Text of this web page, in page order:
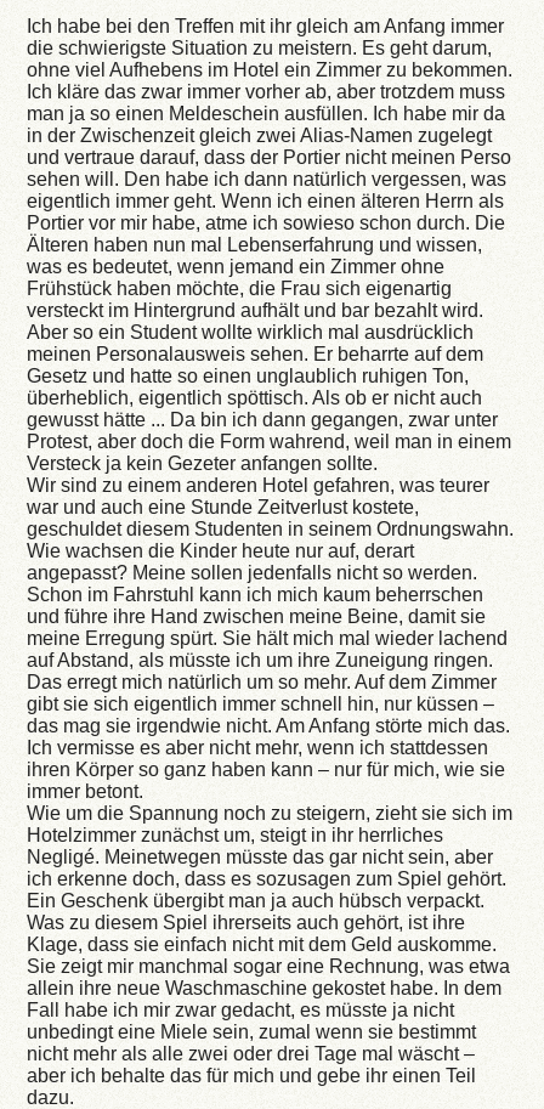
Ich habe bei den Treffen mit ihr gleich am Anfang immer
die schwierigste Situation zu meistern. Es geht darum,
ohne viel Aufhebens im Hotel ein Zimmer zu bekommen.
Ich kläre das zwar immer vorher ab, aber trotzdem muss
man ja so einen Meldeschein ausfüllen. Ich habe mir da
in der Zwischenzeit gleich zwei Alias-Namen zugelegt
und vertraue darauf, dass der Portier nicht meinen Perso
sehen will. Den habe ich dann natürlich vergessen, was
eigentlich immer geht. Wenn ich einen älteren Herrn als
Portier vor mir habe, atme ich sowieso schon durch. Die
Älteren haben nun mal Lebenserfahrung und wissen,
was es bedeutet, wenn jemand ein Zimmer ohne
Frühstück haben möchte, die Frau sich eigenartig
versteckt im Hintergrund aufhält und bar bezahlt wird.
Aber so ein Student wollte wirklich mal ausdrücklich
meinen Personalausweis sehen. Er beharrte auf dem
Gesetz und hatte so einen unglaublich ruhigen Ton,
überheblich, eigentlich spöttisch. Als ob er nicht auch
gewusst hätte ... Da bin ich dann gegangen, zwar unter
Protest, aber doch die Form wahrend, weil man in einem
Versteck ja kein Gezeter anfangen sollte.
Wir sind zu einem anderen Hotel gefahren, was teurer
war und auch eine Stunde Zeitverlust kostete,
geschuldet diesem Studenten in seinem Ordnungswahn.
Wie wachsen die Kinder heute nur auf, derart
angepasst? Meine sollen jedenfalls nicht so werden.
Schon im Fahrstuhl kann ich mich kaum beherrschen
und führe ihre Hand zwischen meine Beine, damit sie
meine Erregung spürt. Sie hält mich mal wieder lachend
auf Abstand, als müsste ich um ihre Zuneigung ringen.
Das erregt mich natürlich um so mehr. Auf dem Zimmer
gibt sie sich eigentlich immer schnell hin, nur küssen –
das mag sie irgendwie nicht. Am Anfang störte mich das.
Ich vermisse es aber nicht mehr, wenn ich stattdessen
ihren Körper so ganz haben kann – nur für mich, wie sie
immer betont.
Wie um die Spannung noch zu steigern, zieht sie sich im
Hotelzimmer zunächst um, steigt in ihr herrliches
Negligé. Meinetwegen müsste das gar nicht sein, aber
ich erkenne doch, dass es sozusagen zum Spiel gehört.
Ein Geschenk übergibt man ja auch hübsch verpackt.
Was zu diesem Spiel ihrerseits auch gehört, ist ihre
Klage, dass sie einfach nicht mit dem Geld auskomme.
Sie zeigt mir manchmal sogar eine Rechnung, was etwa
allein ihre neue Waschmaschine gekostet habe. In dem
Fall habe ich mir zwar gedacht, es müsste ja nicht
unbedingt eine Miele sein, zumal wenn sie bestimmt
nicht mehr als alle zwei oder drei Tage mal wäscht –
aber ich behalte das für mich und gebe ihr einen Teil
dazu.